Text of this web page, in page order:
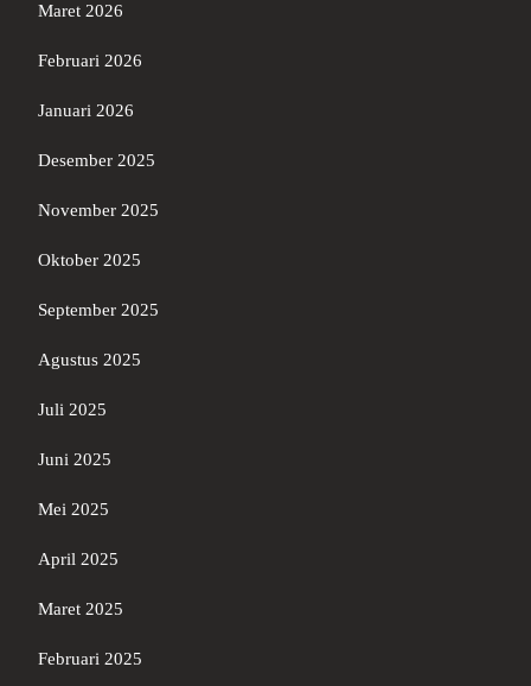
Maret 2026
Februari 2026
Januari 2026
Desember 2025
November 2025
Oktober 2025
September 2025
Agustus 2025
Juli 2025
Juni 2025
Mei 2025
April 2025
Maret 2025
Februari 2025